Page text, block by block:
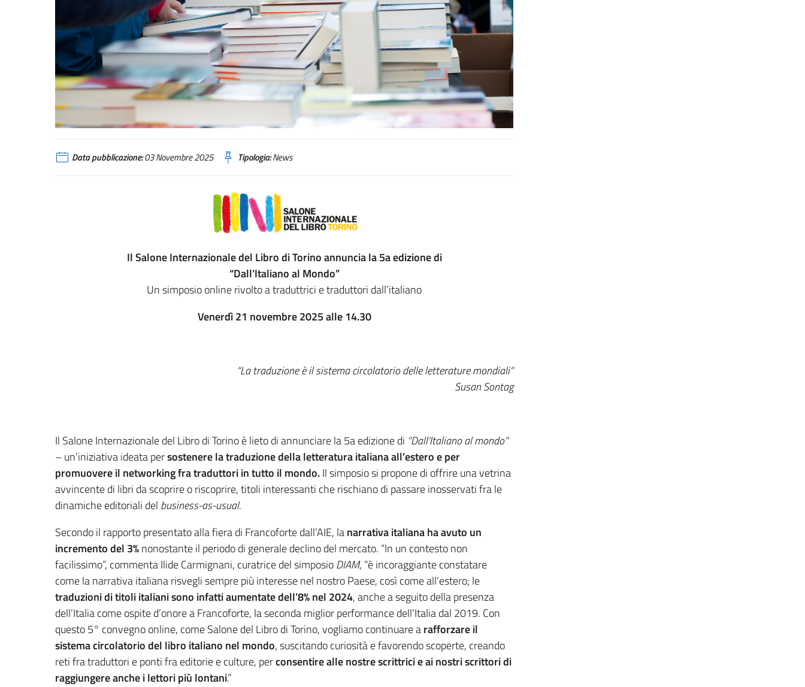
Data pubblicazione:03 Novembre 2025 Tipologia:News
Il Salone Internazionale del Libro di Torino annuncia la 5a edizione di
“Dall’Italiano al Mondo”
Un simposio online rivolto a traduttrici e traduttori dall’italiano
Venerdì 21 novembre 2025 alle 14.30
“La traduzione è il sistema circolatorio delle letterature mondiali”
Susan Sontag
Il Salone Internazionale del Libro di Torino è lieto di annunciare la 5a edizione di “Dall’Italiano al mondo”
– un’iniziativa ideata persostenere la traduzione della letteratura italiana all’estero e per
promuovere il networking fra traduttori in tutto il mondo.Il simposio si propone di offrire una vetrina
avvincente di libri da scoprire o riscoprire, titoli interessanti che rischiano di passare inosservati fra le
dinamiche editoriali del business-as-usual.
Secondo il rapporto presentato alla fiera di Francoforte dall’AIE, lanarrativa italiana ha avuto un
incremento del 3%nonostante il periodo di generale declino del mercato. “In un contesto non
facilissimo”, commenta Ilide Carmignani, curatrice del simposioDIAM, “è incoraggiante constatare
come la narrativa italiana risvegli sempre più interesse nel nostro Paese, così come all’estero; le
traduzioni di titoli italiani sono infatti aumentate dell’8% nel 2024, anche a seguito della presenza
dell’Italia come ospite d’onore a Francoforte, la seconda miglior performance dell’Italia dal 2019. Con
questo 5° convegno online, come Salone del Libro di Torino, vogliamo continuare arafforzare il
sistema circolatorio del libro italiano nel mondo, suscitando curiosità e favorendo scoperte, creando
reti fra traduttori e ponti fra editorie e culture, perconsentire alle nostre scrittrici e ai nostri scrittori di
raggiungere anche i lettori più lontani.”